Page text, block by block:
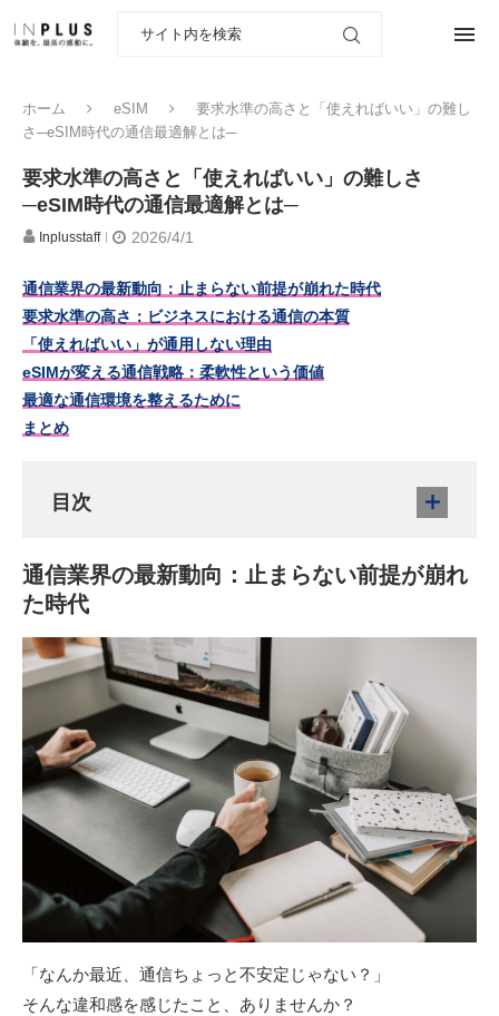
ホーム eSIM
要求水準の高さと「使えればいい」の難し
さ─eSIM時代の通信最適解とは─
要求水準の高さと「使えればいい」の難しさ
─eSIM時代の通信最適解とは─
Inplusstaff 2026/4/1
通信業界の最新動向：止まらない前提が崩れた時代
要求水準の高さ：ビジネスにおける通信の本質
「使えればいい」が通用しない理由
eSIMが変える通信戦略：柔軟性という価値
最適な通信環境を整えるために
まとめ
目次
通信業界の最新動向：止まらない前提が崩れ
た時代
「なんか最近、通信ちょっと不安定じゃない？」
そんな違和感を感じたこと、ありませんか？